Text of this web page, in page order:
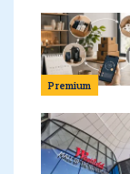
Premium